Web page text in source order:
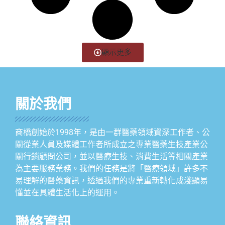
顯示更多
關於我們
商橋創始於1998年，是由一群醫藥領域資深工作者、公
關從業人員及媒體工作者所成立之專業醫藥生技產業公
關行銷顧問公司，並以醫療生技、消費生活等相關產業
為主要服務業務。我們的任務是將「醫療領域」許多不
易理解的醫藥資訊，透過我們的專業重新轉化成淺顯易
懂並在具體生活化上的運用。